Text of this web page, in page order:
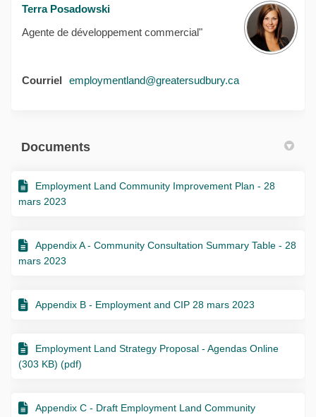
Terra Posadowski
Agente de développement commercial"
Courriel employmentland@greatersudbury.ca(Liens externes)
Documents
Employment Land Community Improvement Plan - 28
mars 2023
Appendix A - Community Consultation Summary Table - 28
mars 2023
Appendix B - Employment and CIP 28 mars 2023
Employment Land Strategy Proposal - Agendas Online
(303 KB) (pdf)
Appendix C - Draft Employment Land Community